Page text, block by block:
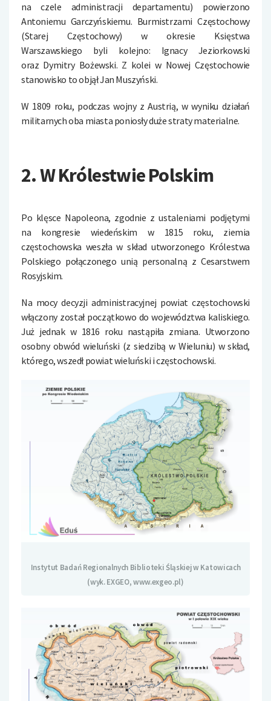
na czele administracji departamentu) powierzono
Antoniemu Garczyńskiemu. Burmistrzami Częstochowy
(Starej Częstochowy) wokresie Księstwa
Warszawskiego byli kolejno: Ignacy Jeziorkowski
oraz Dymitry Bożewski. Z kolei w Nowej Częstochowie
stanowisko to objął Jan Muszyński.
W 1809 roku, podczas wojny z Austrią, w wyniku działań
militarnych oba miasta poniosły duże straty materialne.
2. W Królestwie Polskim
Po klęsce Napoleona, zgodnie z ustaleniami podjętymi
na kongresie wiedeńskim w 1815 roku, ziemia
częstochowska weszła w skład utworzonego Królestwa
Polskiego połączonego unią personalną z Cesarstwem
Rosyjskim.
Na mocy decyzji administracyjnej powiat częstochowski
włączony został początkowo do województwa kaliskiego.
Już jednak w 1816 roku nastąpiła zmiana. Utworzono
osobny obwód wieluński (z siedzibą w Wieluniu) w skład,
którego, wszedł powiat wieluński i częstochowski.
Instytut Badań Regionalnych Biblioteki Śląskiej w Katowicach
(wyk. EXGEO, www.exgeo.pl)